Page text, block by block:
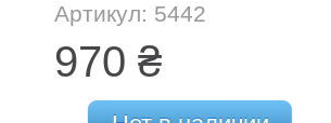
Артикул: 5442
970 ₴